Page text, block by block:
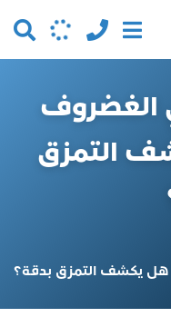
الغضروف
التمزق
هل يكشف التمزق بدقة؟